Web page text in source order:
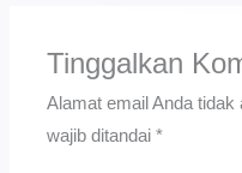
Tinggalkan
Alamat email Anda tidak
wajib ditandai*